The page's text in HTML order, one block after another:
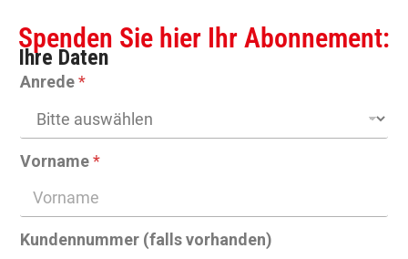
Spenden Sie hier Ihr Abonnement:
Ihre Daten
Anrede*
Vorname*
Kundennummer (falls vorhanden)